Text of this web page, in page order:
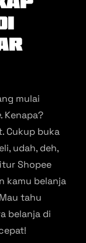
mulai
. Kenapa?
Cukup buka
udah, deh,
Shopee
kamu belanja
tahu
belanja di